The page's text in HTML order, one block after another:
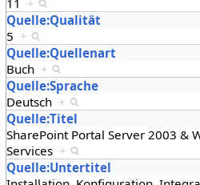
Quelle:Qualität
5 +
Quelle:Quellenart
Buch +
Quelle:Sprache
Deutsch +
Quelle:Titel
SharePoint Portal Server 2003 &
Services +
Quelle:Untertitel